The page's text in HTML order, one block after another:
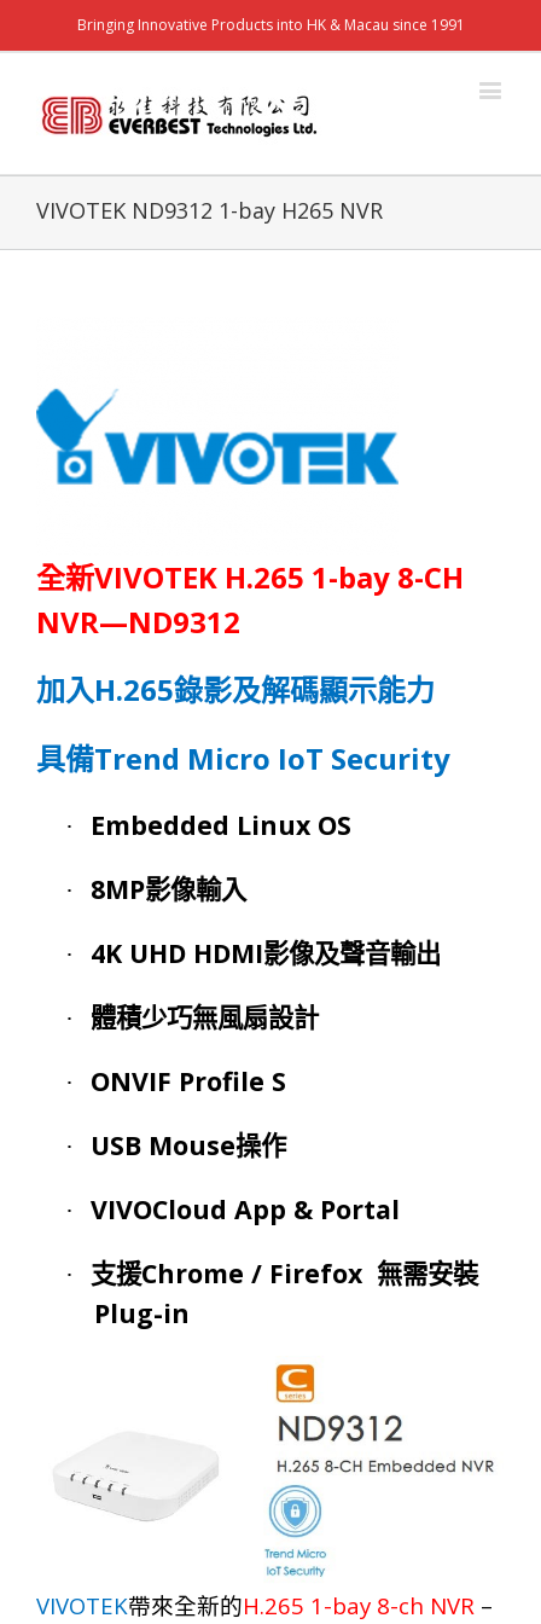
Bringing Innovative Products into HK & Macau since 1991
VIVOTEK ND9312 1-bay H265 NVR
全新VIVOTEK H.265 1-bay 8-CH
NVR—ND9312
加 入H.265錄影及解碼顯示能力
具備Trend Micro IoT Security
· Embedded Linux OS
· 8MP影像輸入
· 4K UHD HDMI影像及聲音輸出
· 體積少巧無風扇設計
· ONVIF Profile S
· USB Mouse操作
· VIVOCloud App & Portal
· 支援Chrome / Firefox 無需安裝
Plug-in
VIVOTEK帶來全新的H.265 1-bay 8-ch NVR –